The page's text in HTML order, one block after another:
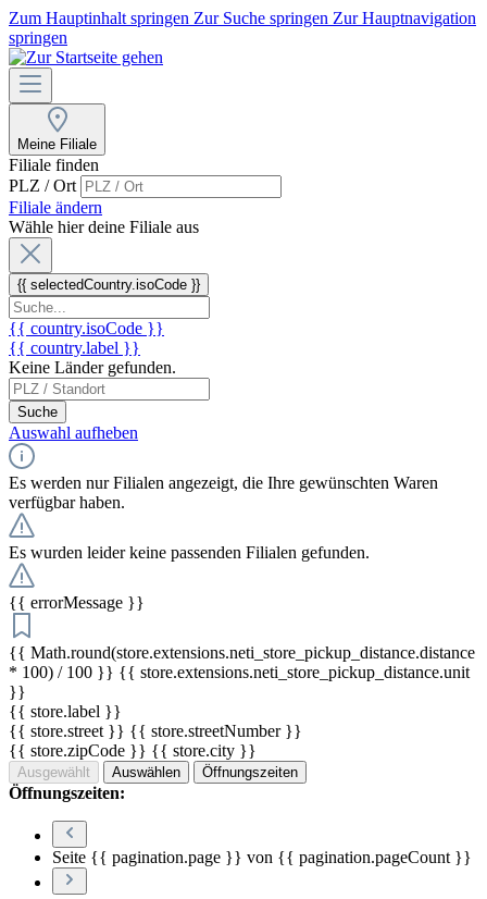
Zum Hauptinhalt springen Zur Suche springen Zur Hauptnavigation
springen
Meine Filiale
Filiale finden
PLZ / Ort
Filiale ändern
Wähle hier deine Filiale aus
{{ selectedCountry.isoCode }}
{{ country.isoCode }}
{{ country.label }}
Keine Länder gefunden.
Suche
Auswahl aufheben
Es werden nur Filialen angezeigt, die Ihre gewünschten Waren
verfügbar haben.
Es wurden leider keine passenden Filialen gefunden.
{{ errorMessage }}
{{ Math.round(store.extensions.neti_store_pickup_distance.distance
* 100) / 100 }} {{ store.extensions.neti_store_pickup_distance.unit
}}
{{ store.label }}
{{ store.street }} {{ store.streetNumber }}
{{ store.zipCode }} {{ store.city }}
Ausgewählt Auswählen Öffnungszeiten
Öffnungszeiten:
Seite {{ pagination.page }} von {{ pagination.pageCount }}